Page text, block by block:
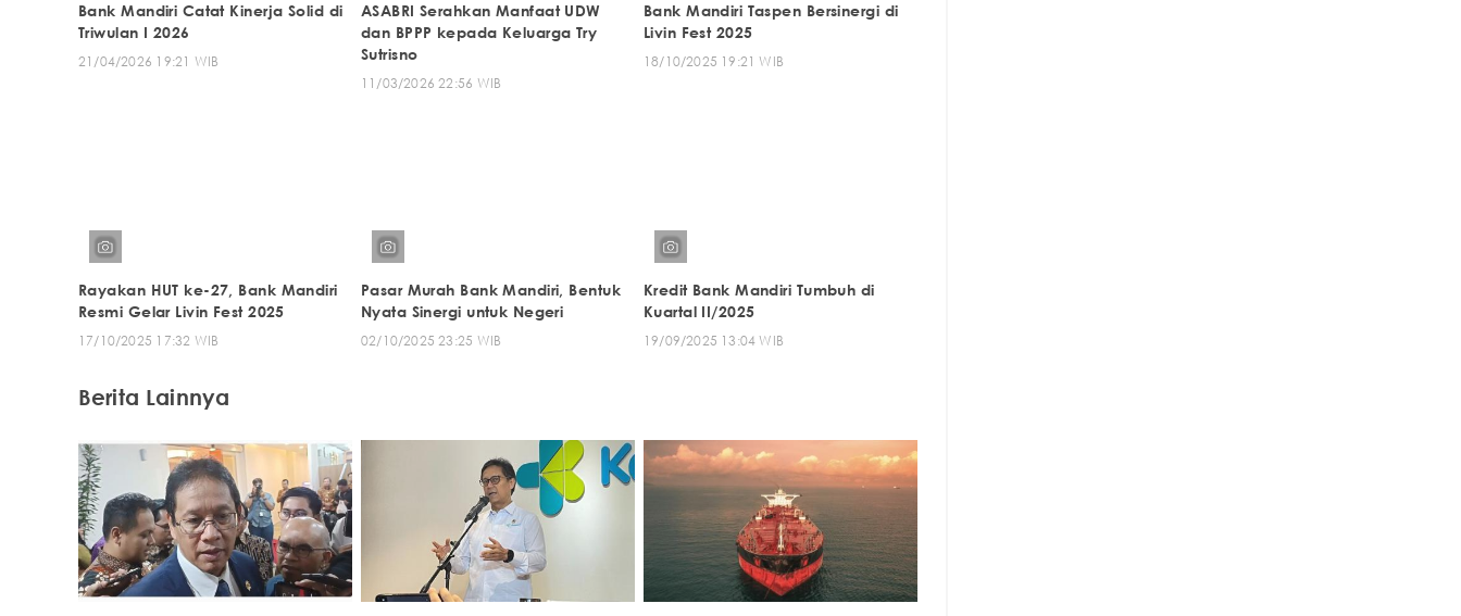
Bank Mandiri Catat Kinerja Solid di
Triwulan I 2026
21/04/2026 19:21 WIB
ASABRI Serahkan Manfaat UDW
dan BPPP kepada Keluarga Try
Sutrisno
11/03/2026 22:56 WIB
Bank Mandiri Taspen Bersinergi di
Livin Fest 2025
18/10/2025 19:21 WIB
Rayakan HUT ke-27, Bank Mandiri
Resmi Gelar Livin Fest 2025
17/10/2025 17:32 WIB
Pasar Murah Bank Mandiri, Bentuk
Nyata Sinergi untuk Negeri
02/10/2025 23:25 WIB
Kredit Bank Mandiri Tumbuh di
Kuartal II/2025
19/09/2025 13:04 WIB
Berita Lainnya